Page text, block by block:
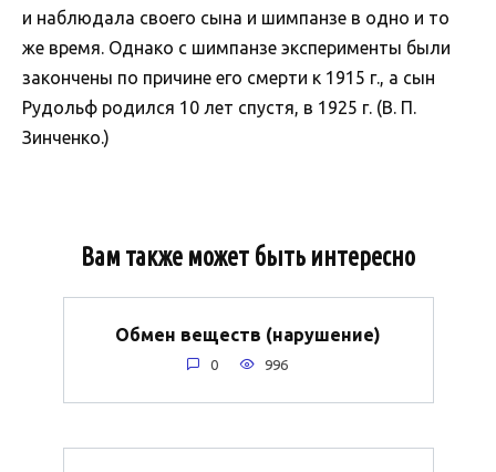
и наблюдала своего сына и шимпанзе в одно и то
же время. Однако с шимпанзе эксперименты были
закончены по причине его смерти к 1915 г., а сын
Рудольф родился 10 лет спустя, в 1925 г. (В. П.
Зинченко.)
Вам также может быть интересно
Обмен веществ (нарушение)
0 996